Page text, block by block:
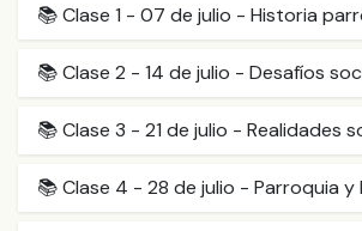
📚 Clase 1 - 07 de julio - Historia
📚 Clase 2 - 14 de julio - Desafíos
📚 Clase 3 - 21 de julio - Realidades
📚 Clase 4 - 28 de julio - Parroquia y